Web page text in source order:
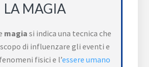
LA MAGIA
magia si indica una tecnica che
di influenzare gli eventi e
fisici e l’essere umano